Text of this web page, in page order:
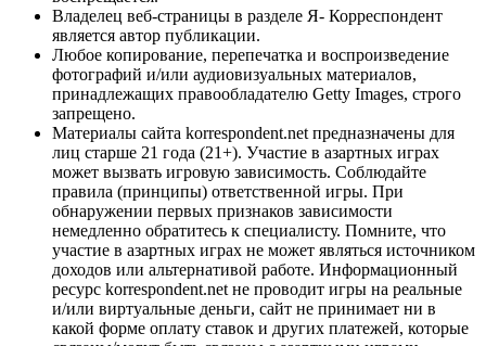
Владелец веб-страницы в разделе Я- Корреспондент
является автор публикации.
Любое копирование, перепечатка и воспроизведение
фотографий и/или аудиовизуальных материалов,
принадлежащих правообладателю Getty Images, строго
запрещено.
Материалы сайта korrespondent.net предназначены для
лиц старше 21 года (21+). Участие в азартных играх
может вызвать игровую зависимость. Соблюдайте
правила (принципы) ответственной игры. При
обнаружении первых признаков зависимости
немедленно обратитесь к специалисту. Помните, что
участие в азартных играх не может являться источником
доходов или альтернативой работе. Информационный
ресурс korrespondent.net не проводит игры на реальные
и/или виртуальные деньги, сайт не принимает ни в
какой форме оплату ставок и других платежей, которые